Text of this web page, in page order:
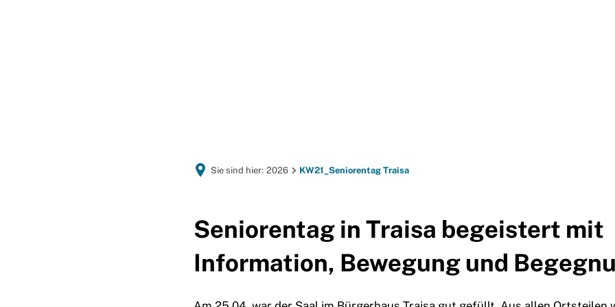
Sie sind hier: 2026 KW21_Seniorentag Traisa
Seniorentag in Traisa begeistert mit
Information, Bewegung und